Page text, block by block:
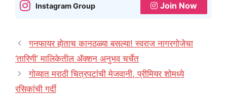
Instagram Group Join Now
गनफायर होताच कानठळ्या बसल्या! स्वराज नागरगोजेचा
‘तारिणी’ मालिकेतील ॲक्शन अनुभव चर्चेत
गोव्यात मराठी चित्रपटांची मेजवानी, प्रीमियर शोमध्ये
रसिकांची गर्दी